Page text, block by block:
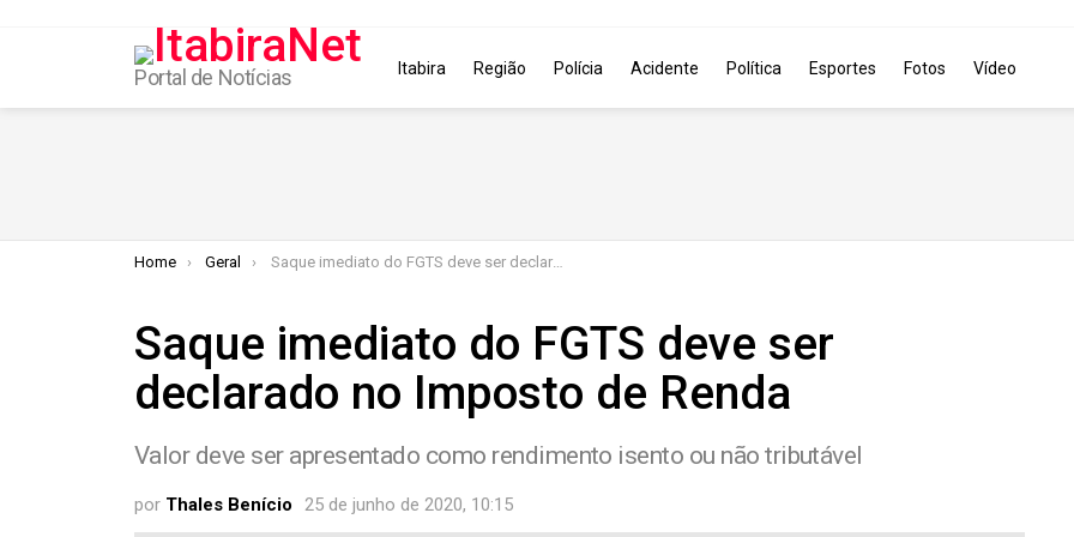
Portal de Notícias Itabira Região Polícia Acidente Política Esportes Fotos Vídeo
You are here:
Home Geral Saque imediato do FGTS deve ser declarado no Imposto de Renda
Saque imediato do FGTS deve ser
declarado no Imposto de Renda
Valor deve ser apresentado como rendimento isento ou não tributável
por Thales Benício 25 de junho de 2020, 10:15